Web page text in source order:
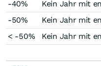
-40%
Kein Jahr mit
-50%
Kein Jahr mit
< -50%
Kein Jahr mit